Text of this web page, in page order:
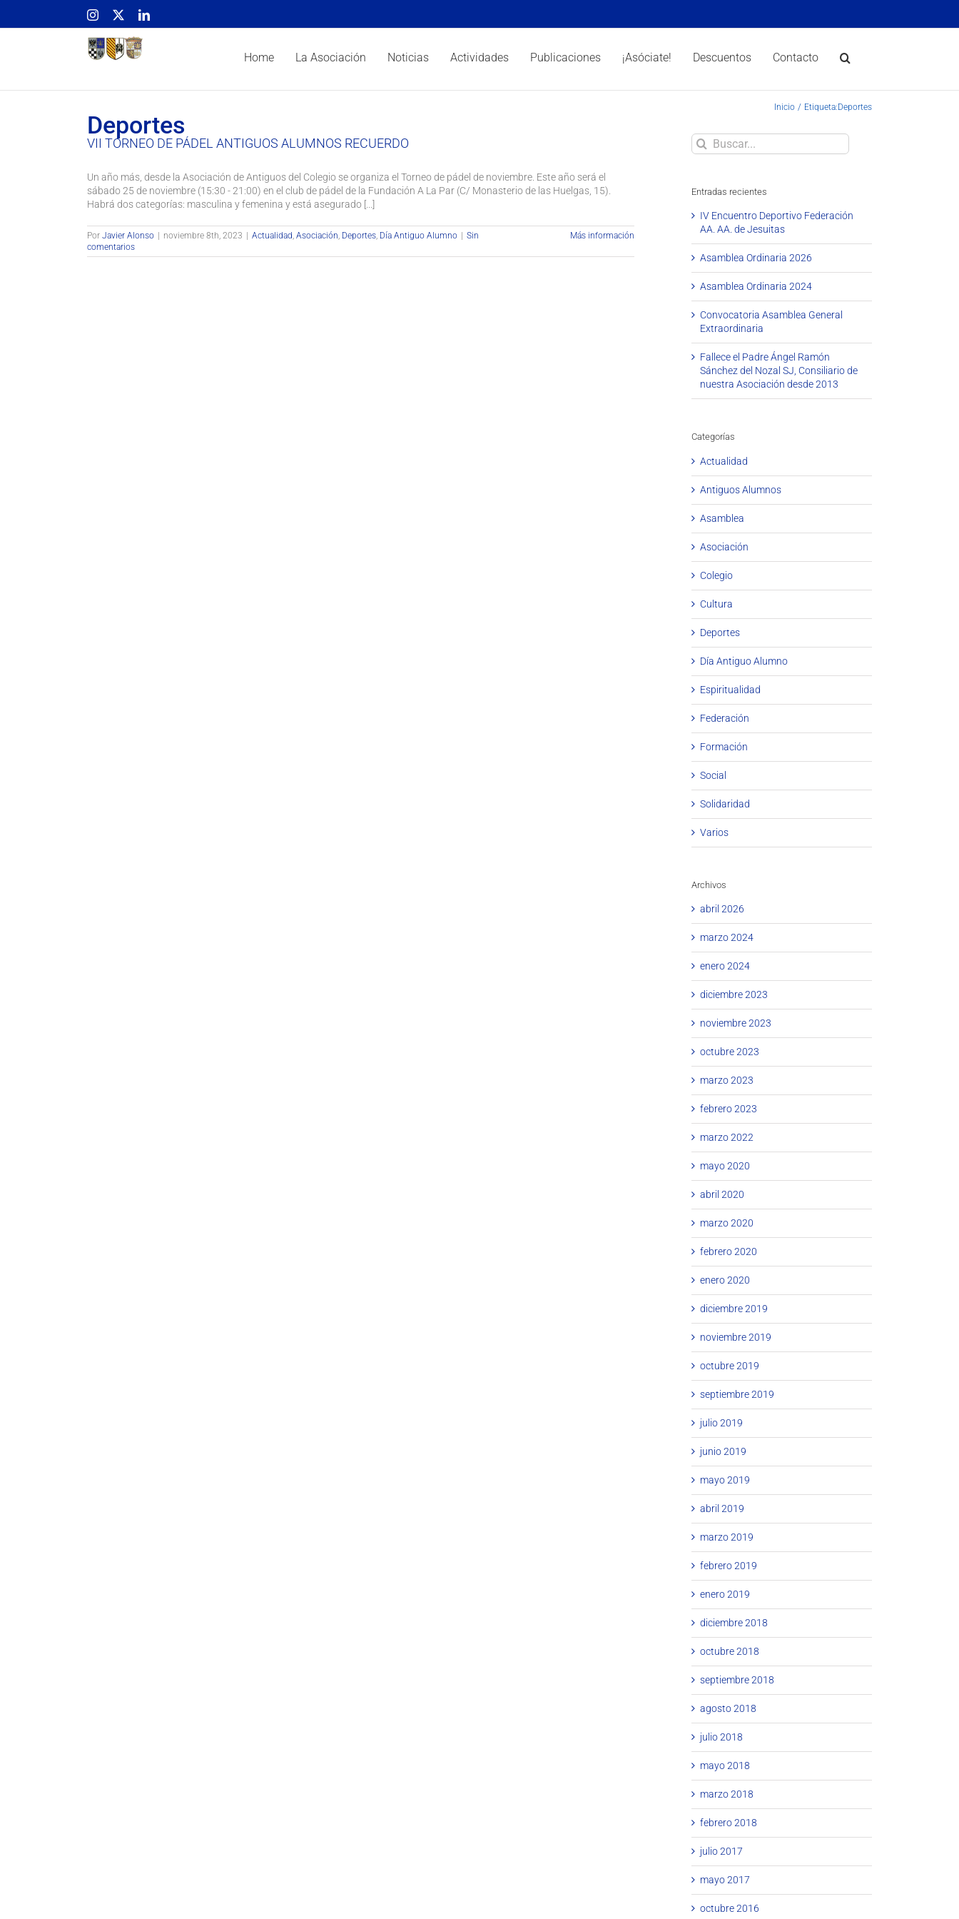
Instagram LinkedIn
Home La Asociación Noticias Actividades Publicaciones ¡Asóciate! Descuentos Contacto
Deportes
Inicio Etiqueta:Deportes
VII TORNEO DE PÁDEL ANTIGUOS ALUMNOS RECUERDO
Un año más, desde la Asociación de Antiguos del Colegio se organiza el Torneo de pádel de noviembre. Este año será el
sábado 25 de noviembre (15:30 - 21:00) en el club de pádel de la Fundación A La Par (C/ Monasterio de las Huelgas, 15).
Habrá dos categorías: masculina y femenina y está asegurado [...]
Por Javier Alonso noviembre 8th, 2023 Actualidad, Asociación, Deportes, Día Antiguo Alumno
Sin
comentarios
Más información
Buscar
Entradas recientes
IV Encuentro Deportivo Federación
AA. AA. de Jesuitas
Asamblea Ordinaria 2026
Asamblea Ordinaria 2024
Convocatoria Asamblea General
Extraordinaria
Fallece el Padre Ángel Ramón
Sánchez del Nozal SJ, Consiliario de
nuestra Asociación desde 2013
Categorías
Actualidad
Antiguos Alumnos
Asamblea
Asociación
Colegio
Cultura
Deportes
Día Antiguo Alumno
Espiritualidad
Federación
Formación
Social
Solidaridad
Varios
Archivos
abril 2026
marzo 2024
enero 2024
diciembre 2023
noviembre 2023
octubre 2023
marzo 2023
febrero 2023
marzo 2022
mayo 2020
abril 2020
marzo 2020
febrero 2020
enero 2020
diciembre 2019
noviembre 2019
octubre 2019
septiembre 2019
julio 2019
junio 2019
mayo 2019
abril 2019
marzo 2019
febrero 2019
enero 2019
diciembre 2018
octubre 2018
septiembre 2018
agosto 2018
julio 2018
mayo 2018
marzo 2018
febrero 2018
julio 2017
mayo 2017
octubre 2016